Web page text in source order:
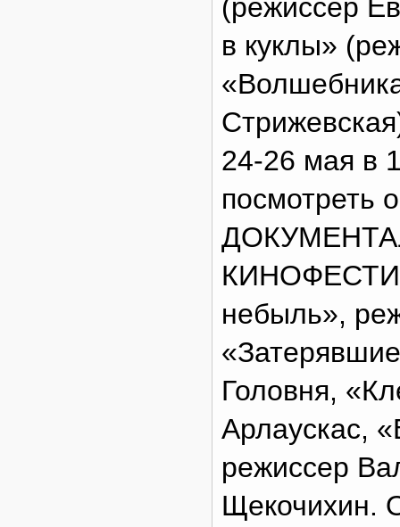
(режиссер
в куклы»
24-26 мая в
посмотреть
небыль»,
Головня,
Арлаускас,
режиссер
Щекочихин.